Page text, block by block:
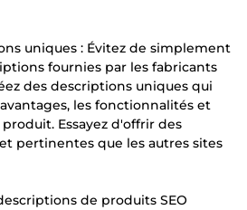
uniques : Évitez de simplement
fournies par les fabricants
des descriptions uniques qui
les fonctionnalités et
Essayez d'offrir des
pertinentes que les autres sites
de produits SEO